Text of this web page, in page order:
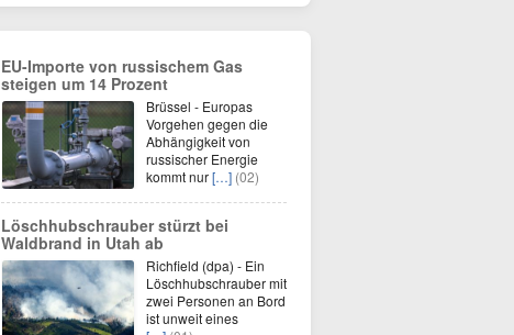
EU-Importe von russischem Gas
steigen um 14 Prozent
Brüssel - Europas
Vorgehen gegen die
Abhängigkeit von
russischer Energie
kommt nur[…] (02)
Löschhubschrauber stürzt bei
Waldbrand in Utah ab
Richfield (dpa) - Ein
Löschhubschrauber mit
zwei Personen an Bord
ist unweit eines